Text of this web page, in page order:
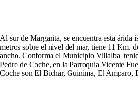
Al sur de Margarita, se encuentra esta árida
metros sobre el nivel del mar, tiene 11 Km.
ancho. Conforma el Municipio Villalba,
Pedro de Coche, en la Parroquia Vicente
Coche son El Bichar, Guinima, El Amparo,